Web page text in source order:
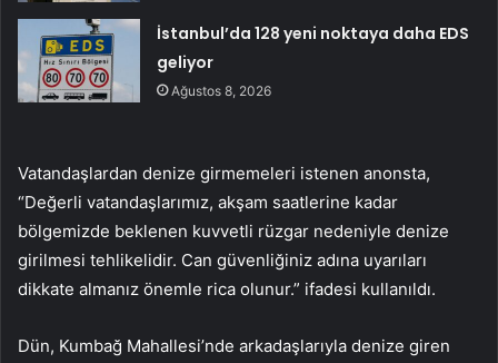
İstanbul’da 128 yeni noktaya daha EDS
geliyor
Ağustos 8, 2026
Vatandaşlardan denize girmemeleri istenen anonsta,
“Değerli vatandaşlarımız, akşam saatlerine kadar
bölgemizde beklenen kuvvetli rüzgar nedeniyle denize
girilmesi tehlikelidir. Can güvenliğiniz adına uyarıları
dikkate almanız önemle rica olunur.” ifadesi kullanıldı.
Dün, Kumbağ Mahallesi’nde arkadaşlarıyla denize giren